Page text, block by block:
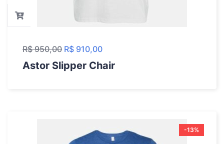
R$950,00 R$ 910,00
Astor Slipper Chair
-13%